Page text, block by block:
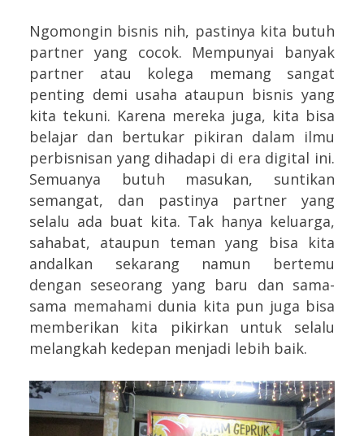
Ngomongin bisnis nih, pastinya kita butuh
partner yang cocok. Mempunyai banyak
partner atau kolega memang sangat
penting demi usaha ataupun bisnis yang
kita tekuni. Karena mereka juga, kita bisa
belajar dan bertukar pikiran dalam ilmu
perbisnisan yang dihadapi di era digital ini.
Semuanya butuh masukan, suntikan
semangat, dan pastinya partner yang
selalu ada buat kita. Tak hanya keluarga,
sahabat, ataupun teman yang bisa kita
andalkan sekarang namun bertemu
dengan seseorang yang baru dan sama-
sama memahami dunia kita pun juga bisa
memberikan kita pikirkan untuk selalu
melangkah kedepan menjadi lebih baik.